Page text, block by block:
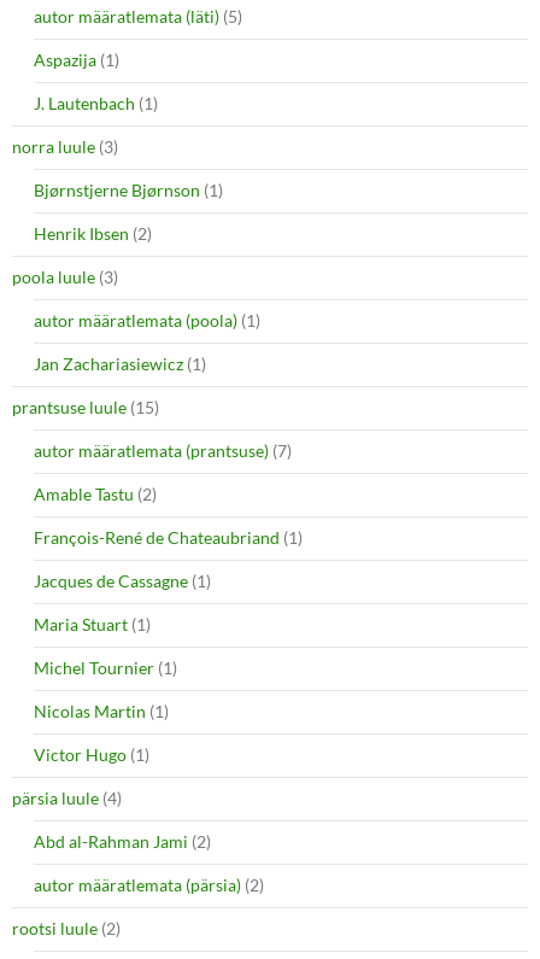
autor määratlemata (läti) (5)
Aspazija (1)
J. Lautenbach (1)
norra luule (3)
Bjørnstjerne Bjørnson (1)
Henrik Ibsen (2)
poola luule (3)
autor määratlemata (poola) (1)
Jan Zachariasiewicz (1)
prantsuse luule (15)
autor määratlemata (prantsuse) (7)
Amable Tastu (2)
François-René de Chateaubriand (1)
Jacques de Cassagne (1)
Maria Stuart (1)
Michel Tournier (1)
Nicolas Martin (1)
Victor Hugo (1)
pärsia luule (4)
Abd al-Rahman Jami (2)
autor määratlemata (pärsia) (2)
rootsi luule (2)